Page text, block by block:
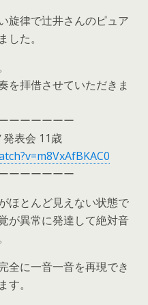
旋律で辻井さんのピュア
た。
を拝借させていただきま
ーーーーーー
発表会 11歳
ーーーーーー
ほとんど見えない状態で
が異常に発達して絶対音
全に一音一音を再現でき
。